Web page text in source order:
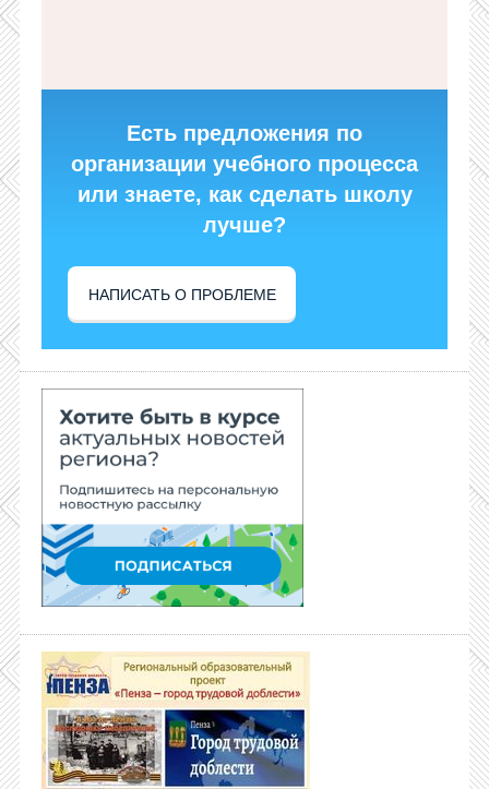
Есть предложения по
организации учебного процесса
или знаете, как сделать школу
лучше?
НАПИСАТЬ О ПРОБЛЕМЕ